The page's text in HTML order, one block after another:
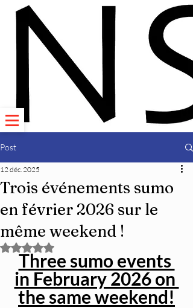
Post
Trois événements sumo
en février 2026 sur le
même weekend !
12 déc. 2025
Noté NaN étoiles sur 5.
Three sumo events
in February 2026 on
the same weekend!